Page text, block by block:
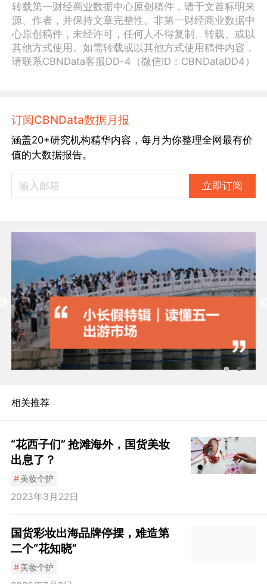
转载第一财经商业数据中心原创稿件，请于文首标明来
源、作者，并保持文章完整性。非第一财经商业数据中
心原创稿件，未经许可，任何人不得复制、转载、或以
其他方式使用。如需转载或以其他方式使用稿件内容，
请联系CBNData客服DD-4（微信ID：CBNDataDD4）
订阅CBNData数据月报
涵盖20+研究机构精华内容，每月为你整理全网最有价
值的大数据报告。
立即订阅
相关推荐
“花西子们” 抢滩海外，国货美妆
出息了？
#美妆个护
2023年3月22日
国货彩妆出海品牌停摆，难造第
二个“花知晓”
#美妆个护